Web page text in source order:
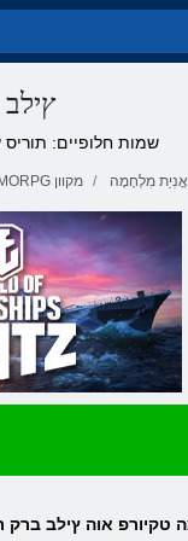
שמות חלופיים:
משחקי MMORPG מקוון אֳנִיַת מִלְחָמָה